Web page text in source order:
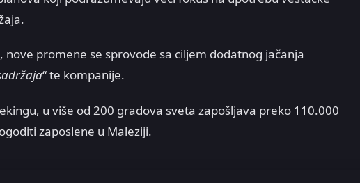
promene se sprovode sa ciljem dodatnog jačanja
“ te kompanije.
u više od 200 gradova sveta zapošljava preko 110.000
zaposlene u Maleziji.